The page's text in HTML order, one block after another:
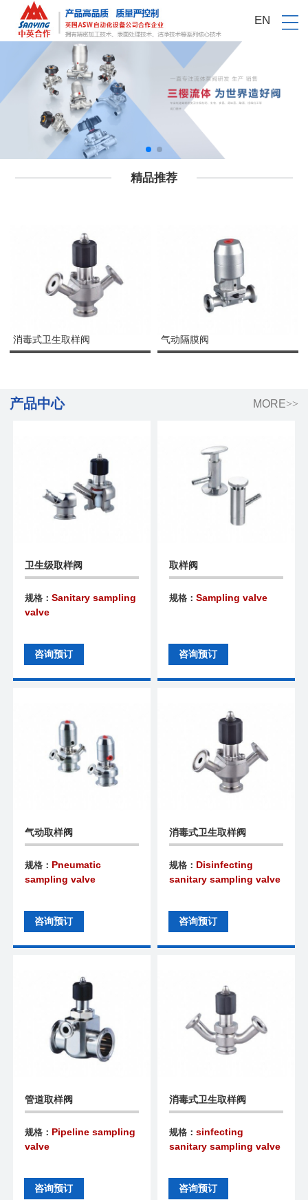
EN
精品推荐
消毒式卫生取样阀 气动隔膜阀
产品中心 MORE>>
卫生级取样阀
规格： Sanitary sampling
valve
咨询预订
取样阀
规格： Sampling valve
咨询预订
气动取样阀
规格： Pneumatic
sampling valve
咨询预订
消毒式卫生取样阀
规格： Disinfecting
sanitary sampling valve
咨询预订
管道取样阀
规格： Pipeline sampling
valve
咨询预订
消毒式卫生取样阀
规格： sinfecting
sanitary sampling valve
咨询预订